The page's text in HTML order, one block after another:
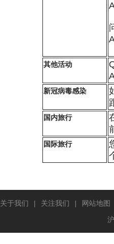
其他活动
新冠病毒感染
国内旅行
国际旅行
关于我们 | 关注我们 |
网站地图